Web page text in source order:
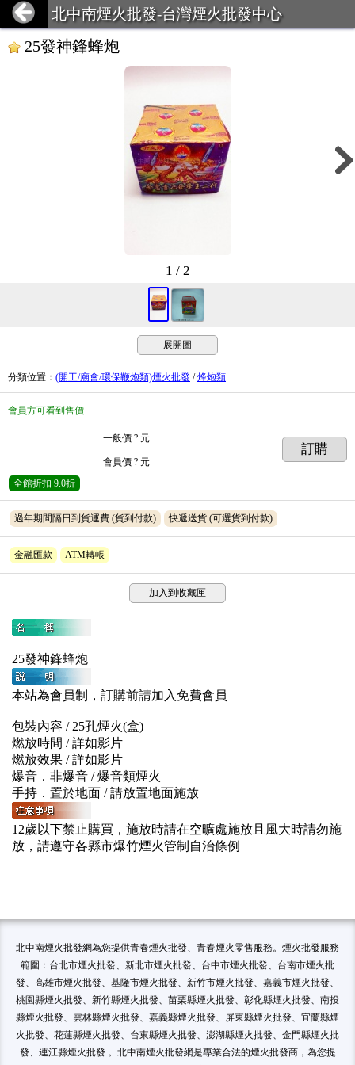
北中南煙火批發-台灣煙火批發中心
25發神鋒蜂炮
1 / 2
展開圖
分類位置 ： (開工/廟會/環保鞭炮類)煙火批發 /烽炮類
會員方可看到售價
一般價 ? 元
會員價 ? 元
訂購
全館折扣 9.0折
過年期間隔日到貨運費 (貨到付款) 快遞送貨 (可選貨到付款)
金融匯款 ATM轉帳
加入到收藏匣
25發神鋒蜂炮
本站為會員制，訂購前請加入免費會員
包裝內容 / 25孔煙火(盒)
燃放時間 / 詳如影片
燃放效果 / 詳如影片
爆音．非爆音 / 爆音類煙火
手持．置於地面 / 請放置地面施放
12歲以下禁止購買，施放時請在空曠處施放且風大時請勿施
放，請遵守各縣市爆竹煙火管制自治條例
北中南煙火批發網為您提供青春煙火批發、青春煙火零售服務。煙火批發服務
範圍：台北市煙火批發、新北市煙火批發、台中市煙火批發、台南市煙火批
發、高雄市煙火批發、基隆市煙火批發、新竹市煙火批發、嘉義市煙火批發、
桃園縣煙火批發、新竹縣煙火批發、苗栗縣煙火批發、彰化縣煙火批發、南投
縣煙火批發、雲林縣煙火批發、嘉義縣煙火批發、屏東縣煙火批發、宜蘭縣煙
火批發、花蓮縣煙火批發、台東縣煙火批發、澎湖縣煙火批發、金門縣煙火批
發、連江縣煙火批發 。北中南煙火批發網是專業合法的煙火批發商，為您提